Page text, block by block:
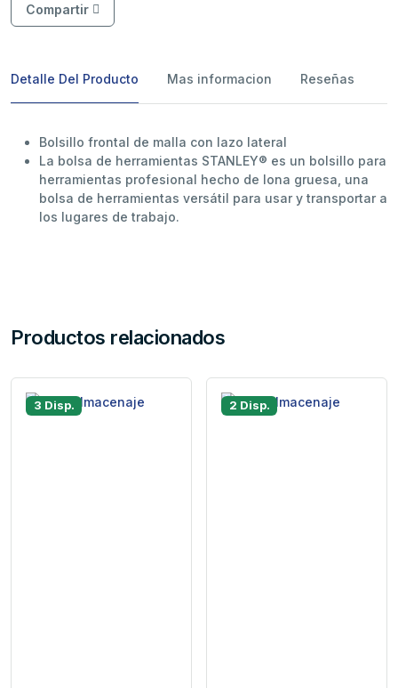
Compartir
Detalle Del Producto Mas informacion Reseñas
Bolsillo frontal de malla con lazo lateral
La bolsa de herramientas STANLEY® es un bolsillo para
herramientas profesional hecho de lona gruesa, una
bolsa de herramientas versátil para usar y transportar a
los lugares de trabajo.
Productos relacionados
3 Disp. 2 Disp.